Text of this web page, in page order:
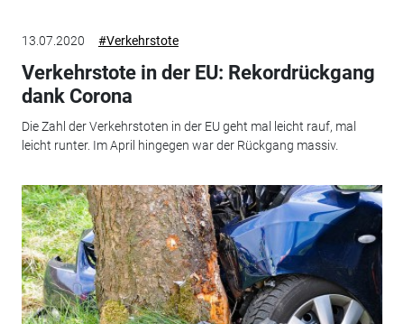
13.07.2020 #Verkehrstote
Verkehrstote in der EU: Rekordrückgang
dank Corona
Die Zahl der Verkehrstoten in der EU geht mal leicht rauf, mal
leicht runter. Im April hingegen war der Rückgang massiv.